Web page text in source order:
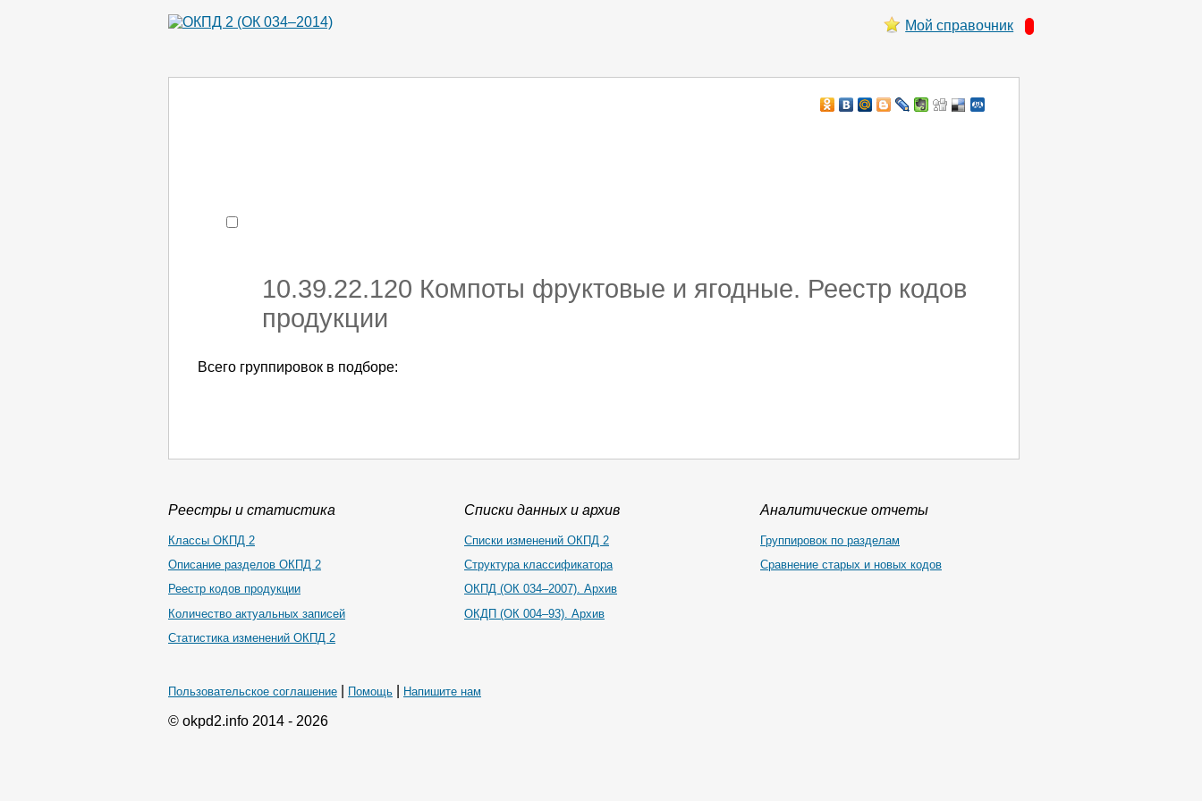
Мой справочник
10.39.22.120 Компоты фруктовые и ягодные. Реестр кодов
продукции
Всего группировок в подборе:
Реестры и статистика
Классы ОКПД 2
Описание разделов ОКПД 2
Реестр кодов продукции
Количество актуальных записей
Статистика изменений ОКПД 2
Списки данных и архив
Списки изменений ОКПД 2
Структура классификатора
ОКПД (ОК 034–2007). Архив
ОКДП (ОК 004–93). Архив
Аналитические отчеты
Группировок по разделам
Сравнение старых и новых кодов
Пользовательское соглашение Помощь Напишите нам
© okpd2.info 2014 - 2026